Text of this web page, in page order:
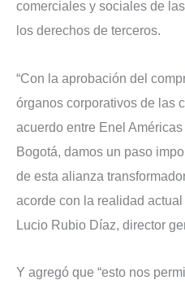
comerciales y sociales de
los derechos de terceros.
“Con la aprobación del
órganos corporativos de las
acuerdo entre Enel
Bogotá, damos un paso
de esta alianza
acorde con la realidad
Lucio Rubio Díaz, director
Y agregó que “esto nos